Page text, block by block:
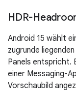
HDR-
Android 15 wählt
zugrunde
Panels entspricht.
einer Messaging-
Vorschaubild